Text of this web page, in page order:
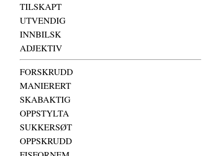
TILSKAPT
UTVENDIG
INNBILSK
ADJEKTIV
FORSKRUDD
MANIERERT
SKABAKTIG
OPPSTYLTA
SUKKERSØT
OPPSKRUDD